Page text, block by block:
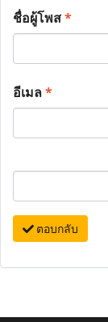
ชื่อผู้โพส*
อีเมล*
ตอบกลับ